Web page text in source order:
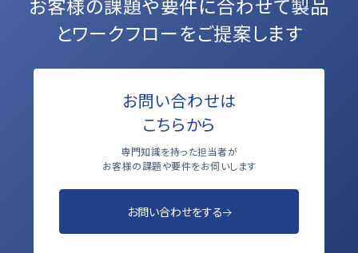
お客様の課題や要件に合わせて製品
とワークフローをご提案します
お問い合わせは
こちらから
専門知識を持った担当者が
お客様の課題や要件をお伺いします
お問い合わせをする